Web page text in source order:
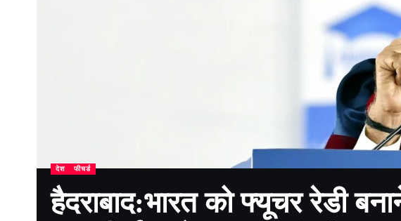
देश फीचर्ड
हैदराबाद:भारत को फ्यूचर रेडी